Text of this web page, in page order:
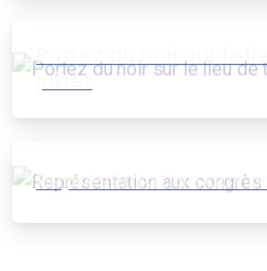
Portez du noir sur le
juillet
Représentation aux